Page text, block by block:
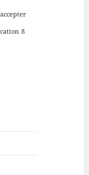
accepter
8